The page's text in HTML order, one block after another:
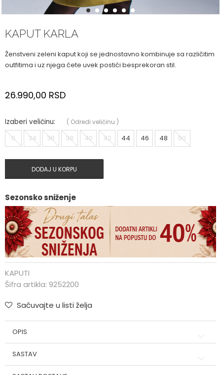
1 2 3 4 5 6
KAPUT KARLA
Ženstveni zeleni kaput koji se jednostavno kombinuje sa različitim
outfitima i uz njega ćete uvek postići besprekoran stil.
26.990,00 RSD
Izaberi veličinu: ( Odredi veličinu )
0 34 36 38 40 42 44 46 48 50
DODAJ U KORPU
Sezonsko sniženje
KAPUTI
Šifra artikla: 9252200
Sačuvajte u listi želja
OPIS
SASTAV